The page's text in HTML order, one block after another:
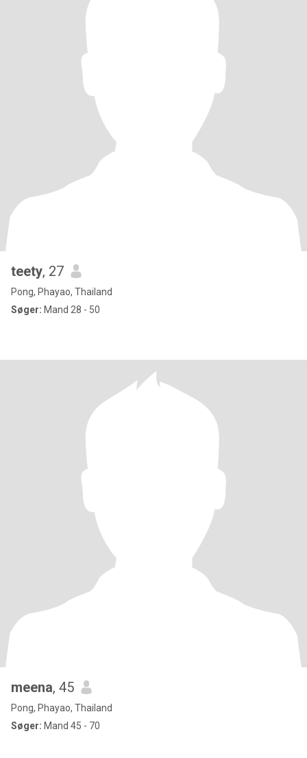
teety, 27
Pong, Phayao, Thailand
Søger: Mand 28 - 50
meena, 45
Pong, Phayao, Thailand
Søger: Mand 45 - 70